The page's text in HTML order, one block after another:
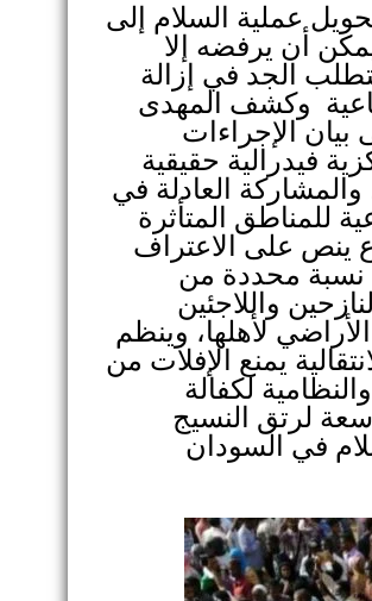
عملية السلام إلى
أن يرفضه إلا
الجد في إزالة
وكشف المهدى
الإجراءات
فيدرالية حقيقية
العادلة في
للمناطق المتأثرة
ينص على الاعتراف
نسبة محددة من
واللاجئين
لأهلها، وينظم
يمنع الإفلات من
لكفالة
لرتق النسيج
في السودان